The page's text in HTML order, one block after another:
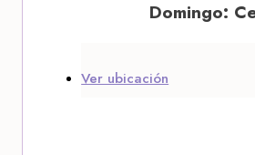
Domingo:
Ver ubicación